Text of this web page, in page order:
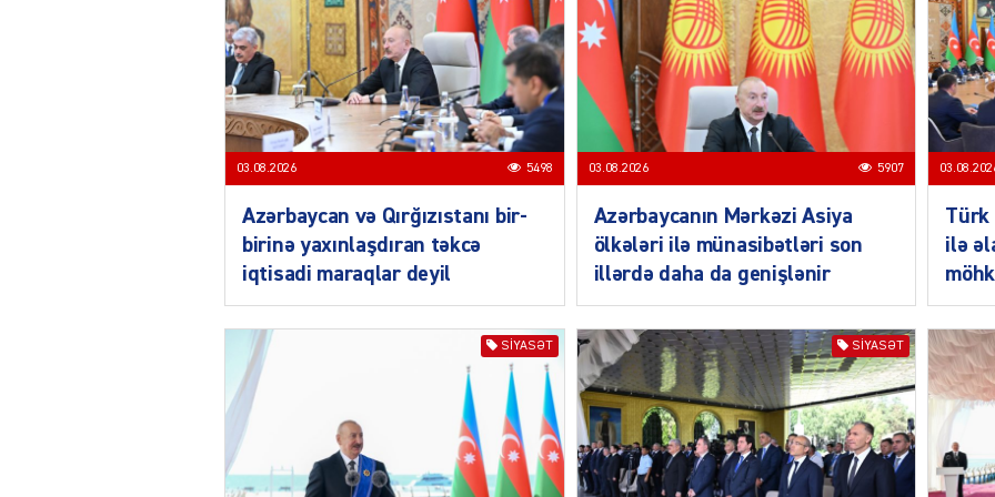
SIYASƏT
03.08.2026 5498
Azərbaycan və Qırğızıstanı bir-
birinə yaxınlaşdıran təkcə
iqtisadi maraqlar deyil
03.08.2026 5907
Azərbaycanın Mərkəzi Asiya
ölkələri ilə münasibətləri son
illərdə daha da genişlənir
Türk
ilə
SIYASƏT SIYASƏT